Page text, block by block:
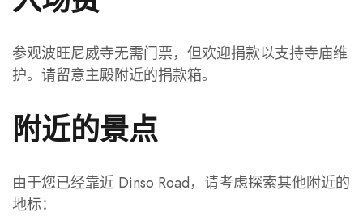
参观波旺尼威寺无需门票，但欢迎捐款以支持寺庙维
护。请留意主殿附近的捐款箱。
附近的景点
由于您已经靠近 Dinso Road，请考虑探索其他附近的
地标：